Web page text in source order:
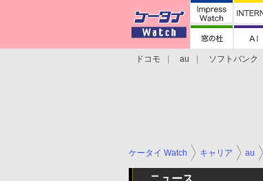
ドコモ au ソフトバンク
ケータイ Watch キャリア au
ニュース